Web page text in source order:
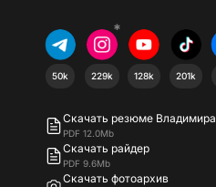
50k
*
229k 128k 201k
Скачать резюме Владимира
PDF 12.0Mb
Скачать райдер
PDF 9.6Mb
Скачать фотоархив